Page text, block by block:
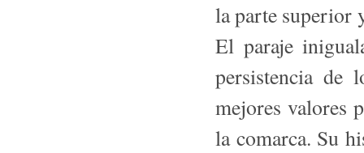
la parte superior
El paraje
persis­tencia de
mejores valores
la comarca. Su